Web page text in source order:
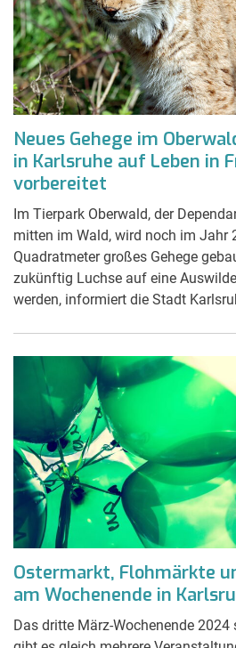
Neues Gehege im
in Karlsruhe auf Leben in
vorbereitet
Im Tierpark Oberwald, der
mitten im Wald, wird noch im Jahr
Quadratmeter großes Gehege
zukünftig Luchse auf eine
werden, informiert die Stadt
Ostermarkt, Flohmärkte
am Wochenende in
Das dritte März-Wochenende 2024